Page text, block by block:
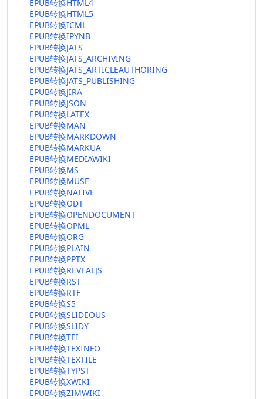
EPUB转换HTML4
EPUB转换HTML5
EPUB转换ICML
EPUB转换IPYNB
EPUB转换JATS
EPUB转换JATS_ARCHIVING
EPUB转换JATS_ARTICLEAUTHORING
EPUB转换JATS_PUBLISHING
EPUB转换JIRA
EPUB转换JSON
EPUB转换LATEX
EPUB转换MAN
EPUB转换MARKDOWN
EPUB转换MARKUA
EPUB转换MEDIAWIKI
EPUB转换MS
EPUB转换MUSE
EPUB转换NATIVE
EPUB转换ODT
EPUB转换OPENDOCUMENT
EPUB转换OPML
EPUB转换ORG
EPUB转换PLAIN
EPUB转换PPTX
EPUB转换REVEALJS
EPUB转换RST
EPUB转换RTF
EPUB转换S5
EPUB转换SLIDEOUS
EPUB转换SLIDY
EPUB转换TEI
EPUB转换TEXINFO
EPUB转换TEXTILE
EPUB转换TYPST
EPUB转换XWIKI
EPUB转换ZIMWIKI